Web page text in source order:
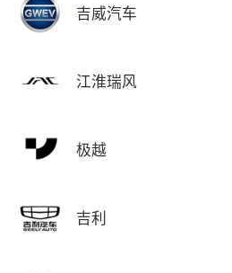
吉威汽车
江淮瑞风
极越
吉利